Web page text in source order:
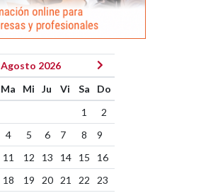
Agosto 2026
Ma Mi Ju Vi Sa
Do
1
2
4 5 6 7 8
9
11 12 13 14 15
16
18 19 20 21 22
23